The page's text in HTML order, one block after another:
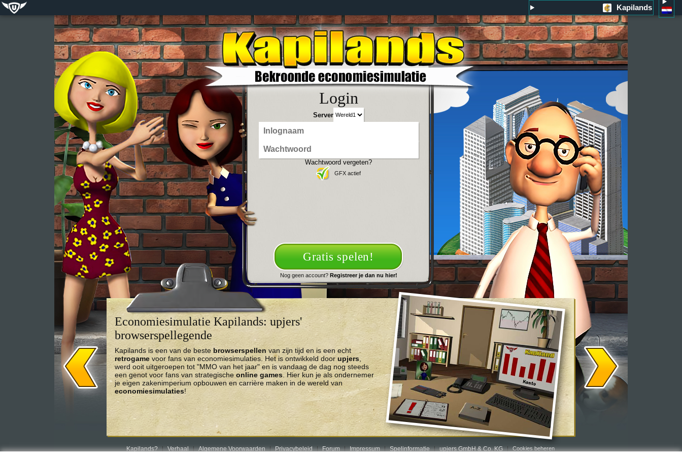
Kapilands
Login
Server
Wachtwoord vergeten?
GFX actief
Gratis spelen!
Nog geen account? Registreer je dan nu hier!
Economiesimulatie Kapilands: upjers'
browserspellegende
Kapilands is een van de beste browserspellen van zijn tijd en is een echt
retrogamevoor fans van economiesimulaties. Het is ontwikkeld door upjers,
werd ooit uitgeroepen tot "MMO van het jaar" en is vandaag de dag nog steeds
een genot voor fans van strategischeonline games. Hier kun je als ondernemer
je eigen zakenimperium opbouwen en carrière maken in de wereld van
economiesimulaties!
Kapilands? Verhaal Algemene Voorwaarden Privacybeleid Forum Impressum Spelinformatie upjers GmbH & Co. KG Cookies beheren